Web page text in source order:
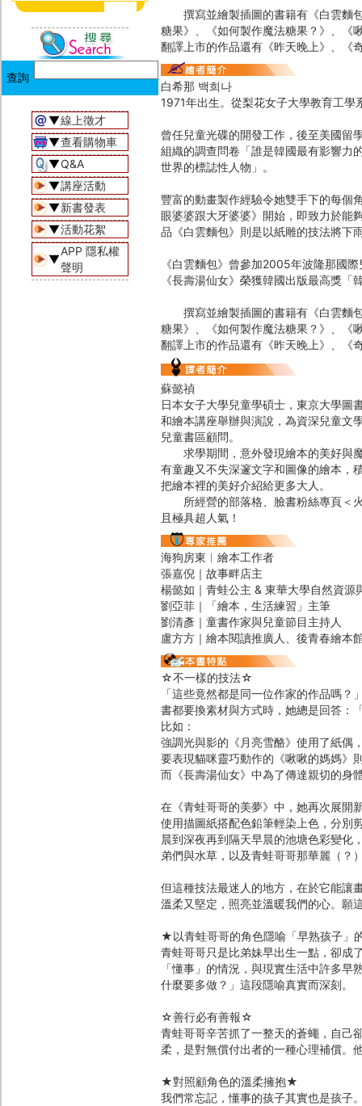
▼線上徵才
▼查看購物車
▼Q&A
▼講座活動
▼新書發表
▼活動花絮
▼
APP 隱私權
聲明
撰寫並繪製插圖的書籍有《白雲麵包
糖果》、《如何製作魔法糖果？》、《
翻譯上市的作品還有《昨天晚上》、《
白希那 백희나
1971年出生。從梨花女子大學教育工學
曾任兒童光碟的開發工作，後至美國留
組織的調查問卷「誰是韓國最有影響力
世界的標誌性人物」。
豐富的動畫製作經驗令她雙手下的每個
眼婆婆跟大牙婆婆》開始，即致力於能
品《白雲麵包》則是以紙雕的技法將下
《白雲麵包》曾參加2005年波隆那國
《長壽湯仙女》榮獲韓國出版最高獎
撰寫並繪製插圖的書籍有《白雲麵包
糖果》、《如何製作魔法糖果？》、《
翻譯上市的作品還有《昨天晚上》、《
蘇懿禎
日本女子大學兒童學碩士，東京大學圖
和繪本講座舉辦與演說，為資深兒童文
兒童書區顧問。
求學期間，意外發現繪本的美好與魔
有童趣又不失深邃文字和圖像的繪本，
把繪本裡的美好介紹給更多大人。
所經營的部落格、臉書粉絲專頁＜火
且極具超人氣！
海狗房東︱繪本工作者
張嘉倪｜故事畔店主
楊懿如｜青蛙公主 & 東華大學自然資源
劉亞菲｜「繪本，生活練習」主筆
劉清彥｜童書作家與兒童節目主持人
盧方方｜繪本閱讀推廣人、後青春繪本
☆不一樣的技法☆
「這些竟然都是同一位作家的作品嗎
書都要換素材與方式時，她總是回答：
比如：
強調光與影的《月亮雪酪》使用了紙偶
要表現貓咪靈巧動作的《啾啾的媽媽》
而《長壽湯仙女》中為了傳達親切的身
在《青蛙哥哥的美夢》中，她再次展開
使用描圖紙搭配色鉛筆輕染上色，分別
晨到深夜再到隔天早晨的池塘色彩變化
弟們與水草，以及青蛙哥哥那華麗（？
但這種技法最迷人的地方，在於它能讓
溫柔又堅定，照亮並溫暖我們的心。願
★以青蛙哥哥的角色隱喻「早熟孩子」
青蛙哥哥只是比弟妹早出生一點，卻成
「懂事」的情況，與現實生活中許多
什麼要多做？」這段隱喻真實而深刻。
☆善行必有善報☆
青蛙哥哥辛苦抓了一整天的蒼蠅，自己
柔，是對無償付出者的一種心理補償。
★對照顧角色的溫柔擁抱★
我們常忘記，懂事的孩子其實也是孩子